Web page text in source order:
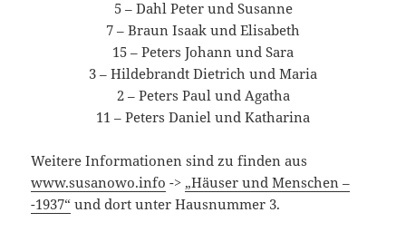
5 – Dahl Peter und Susanne
7 – Braun Isaak und Elisabeth
15 – Peters Johann und Sara
3 – Hildebrandt Dietrich und Maria
2 – Peters Paul und Agatha
11 – Peters Daniel und Katharina
Weitere Informationen sind zu finden aus
www.susanowo.info -> „Häuser und Menschen –
-1937“ und dort unter Hausnummer 3.